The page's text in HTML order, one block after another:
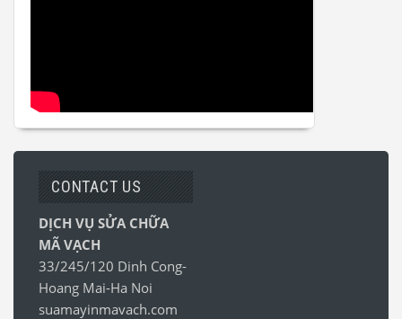
CONTACT US
DỊCH VỤ SỬA CHỮA
MÃ VẠCH
33/245/120 Dinh Cong-
Hoang Mai-Ha Noi
suamayinmavach.com